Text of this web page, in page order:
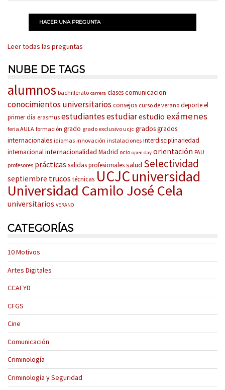
HACER UNA PREGUNTA
Leer todas las preguntas
NUBE DE TAGS
alumnos bachillerato carrera clasescomunicacion
conocimientos universitariosconsejos curso de verano deporteel
primer día erasmus estudiantesestudiarestudio exámenes
feria AULA formación grado grado exclusivo ucjc gradosgrados
internacionales idiomas innovación instalaciones interdisciplinariedad
internacionalinternacionalidad Madrid ocio open day orientación PAU
profesores prácticas salidas profesionalessalud Selectividad
septiembre trucos técnicas UCJCuniversidad
Universidad Camilo José Cela
universitarios VERANO
CATEGORÍAS
10 Motivos
Artes Digitales
CCAFYD
CFGS
Cine
Comunicación
Criminología
Criminología y Seguridad